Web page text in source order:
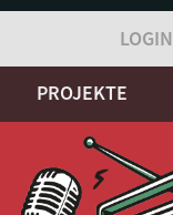
LOGIN
PROJEKTE